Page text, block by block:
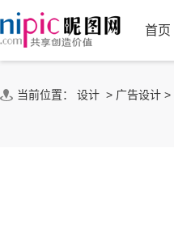
首页
当前位置： 设计 > 广告设计 >